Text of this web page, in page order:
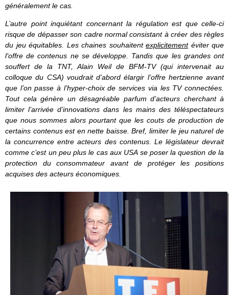
généralement le cas.
L’autre point inquiétant concernant la régulation est que celle-ci
risque de dépasser son cadre normal consistant à créer des règles
du jeu équitables. Les chaines souhaitent explicitementéviter que
l’offre de contenus ne se développe. Tandis que les grandes ont
souffert de la TNT, Alain Weil de BFM-TV (qui intervenait au
colloque du CSA) voudrait d’abord élargir l’offre hertzienne avant
que l’on passe à l’hyper-choix de services via les TV connectées.
Tout cela génère un désagréable parfum d’acteurs cherchant à
limiter l’arrivée d’innovations dans les mains des téléspectateurs
que nous sommes alors pourtant que les couts de production de
certains contenus est en nette baisse.Bref, limiter le jeu naturel de
la concurrence entre acteurs des contenus. Le législateur devrait
comme c’est un peu plus le cas aux USA se poser la question de la
protection du consommateur avant de protéger les positions
acquises des acteurs économiques.